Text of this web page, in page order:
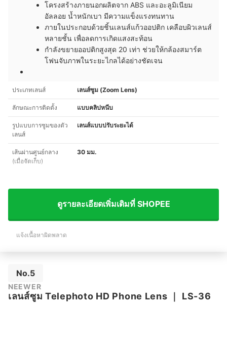
โครงสร้างภายนอกผลิตจาก ABS และอะลูมิเนียม
อัลลอย น้ำหนักเบา มีความแข็งแรงทนทาน
ภายในประกอบด้วยชิ้นเลนส์แก้วออปติก เคลือบผิวเลนส์
หลายชั้น เพื่อลดการเกิดแสงสะท้อน
กำลังขยายออปติกสูงสุด 20 เท่า ช่วยให้กล้องสมาร์ต
โฟนจับภาพในระยะไกลได้อย่างชัดเจน
ประเภทเลนส์ เลนส์ซูม (Zoom Lens)
ลักษณะการติดตั้ง แบบคลิปหนีบ
รูปแบบการซูมของตัว
เลนส์
เลนส์แบบปรับระยะได้
เส้นผ่านศูนย์กลาง
(เมื่อจัดเก็บ)
30 มม.
ดูรายละเอียดเพิ่มเติมที่ SHOPEE
แจ้งเนื้อหาผิดพลาด
No.5
NEEWER
เลนส์ซูม Telephoto HD Phone Lens LS-36